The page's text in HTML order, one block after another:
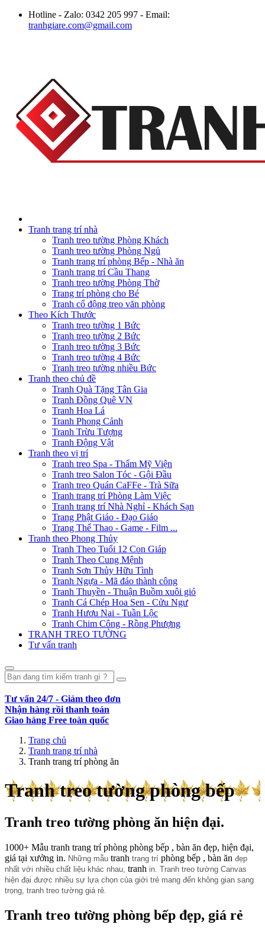
Hotline - Zalo: 0342 205 997 - Email:
tranhgiare.com@gmail.com
Tranh trang trí nhà
Tranh treo tường Phòng Khách
Tranh treo tường Phòng Ngủ
Tranh trang trí phòng Bếp - Nhà ăn
Tranh trang trí Cầu Thang
Tranh treo tường Phòng Thờ
Trang trí phòng cho Bé
Tranh cổ động treo văn phòng
Theo Kích Thước
Tranh treo tường 1 Bức
Tranh treo tường 2 Bức
Tranh treo tường 3 Bức
Tranh treo tường 4 Bức
Tranh treo tường nhiều Bức
Tranh theo chủ đề
Tranh Quà Tặng Tân Gia
Tranh Đồng Quê VN
Tranh Hoa Lá
Tranh Phong Cảnh
Tranh Trừu Tượng
Tranh Động Vật
Tranh theo vị trí
Tranh treo Spa - Thẩm Mỹ Viện
Tranh treo Salon Tóc - Gội Đầu
Tranh treo Quán CaFFe - Trà Sữa
Tranh trang trí Phòng Làm Việc
Tranh trang trí Nhà Nghỉ - Khách Sạn
Trang Phật Giáo - Đạo Giáo
Trang Thể Thao - Game - Film ...
Tranh theo Phong Thủy
Tranh Theo Tuổi 12 Con Giáp
Tranh Theo Cung Mệnh
Tranh Sơn Thủy Hữu Tình
Tranh Ngựa - Mã đáo thành công
Tranh Thuyền - Thuận Buồm xuôi gió
Tranh Cá Chép Hoa Sen - Cửu Ngư
Tranh Hươu Nai - Tuần Lộc
Tranh Chim Công - Rồng Phượng
TRANH TREO TƯỜNG
Tư vấn tranh
Tư vấn 24/7 - Giảm theo đơn
Nhận hàng rồi thanh toán
Giao hàng Free toàn quốc
Trang chủ
Tranh trang trí nhà
Tranh trang trí phòng ăn
Tranh treo tường phòng bếp
Tranh treo tường phòng ăn hiện đại.
1000+ Mẫu tranh trang trí phòng phòng bếp , bàn ăn đẹp, hiện đại,
giá tại xưởng in. Những mẫu tranh trang trí phòng bếp , bàn ăn đẹp
nhất với nhiều chất liệu khác nhau, tranh in. Tranh treo tường Canvas
hiện đại được nhiều sự lựa chọn của giới trẻ mang đến không gian sang
trọng, tranh treo tường giá rẻ.
Tranh treo tường phòng bếp đẹp, giá rẻ